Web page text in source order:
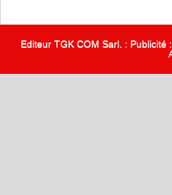
Editeur TGK COM Sarl. :